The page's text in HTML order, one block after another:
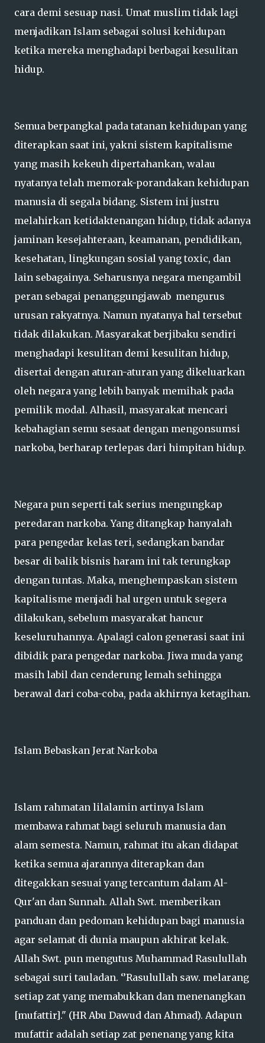
cara demi sesuap nasi. Umat muslim tidak lagi
menjadikan Islam sebagai solusi kehidupan
ketika mereka menghadapi berbagai kesulitan
hidup.
Semua berpangkal pada tatanan kehidupan yang
diterapkan saat ini, yakni sistem kapitalisme
yang masih kekeuh dipertahankan, walau
nyatanya telah memorak-porandakan kehidupan
manusia di segala bidang. Sistem ini justru
melahirkan ketidaktenangan hidup, tidak adanya
jaminan kesejahteraan, keamanan, pendidikan,
kesehatan, lingkungan sosial yang toxic, dan
lain sebagainya. Seharusnya negara mengambil
peran sebagai penanggungjawab mengurus
urusan rakyatnya. Namun nyatanya hal tersebut
tidak dilakukan. Masyarakat berjibaku sendiri
menghadapi kesulitan demi kesulitan hidup,
disertai dengan aturan-aturan yang dikeluarkan
oleh negara yang lebih banyak memihak pada
pemilik modal. Alhasil, masyarakat mencari
kebahagian semu sesaat dengan mengonsumsi
narkoba, berharap terlepas dari himpitan hidup.
Negara pun seperti tak serius mengungkap
peredaran narkoba. Yang ditangkap hanyalah
para pengedar kelas teri, sedangkan bandar
besar di balik bisnis haram ini tak terungkap
dengan tuntas. Maka, menghempaskan sistem
kapitalisme menjadi hal urgen untuk segera
dilakukan, sebelum masyarakat hancur
keseluruhannya. Apalagi calon generasi saat ini
dibidik para pengedar narkoba. Jiwa muda yang
masih labil dan cenderung lemah sehingga
berawal dari coba-coba, pada akhirnya ketagihan.
Islam Bebaskan Jerat Narkoba
Islam rahmatan lilalamin artinya Islam
membawa rahmat bagi seluruh manusia dan
alam semesta. Namun, rahmat itu akan didapat
ketika semua ajarannya diterapkan dan
ditegakkan sesuai yang tercantum dalam Al-
Qur'an dan Sunnah. Allah Swt. memberikan
panduan dan pedoman kehidupan bagi manusia
agar selamat di dunia maupun akhirat kelak.
Allah Swt. pun mengutus Muhammad Rasulullah
sebagai suri tauladan. ‘’Rasulullah saw. melarang
setiap zat yang memabukkan dan menenangkan
[mufattir]." (HR Abu Dawud dan Ahmad). Adapun
mufattir adalah setiap zat penenang yang kita